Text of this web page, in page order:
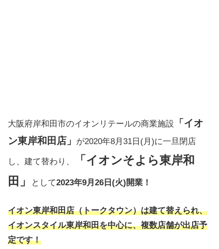
大阪府岸和田市のイオンリテールの商業施設
「イオ
ン東岸和田店」
が2020年8月31日(月)に一旦閉店
し、建て替わり、
「イオンそよら東岸和
田」
として2023年9月26日(火)開業！
イオン東岸和田店（トークタウン）は建て替えられ、
イオンスタイル東岸和田を中心に、複数店舗が出店予
定です！